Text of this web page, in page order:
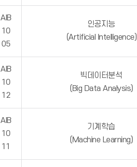
AIB
10
05
인공지능
(Artificial Intelligence)
AIB
10
12
빅데이터분석
(Big Data Analysis)
AIB
10
11
기계학습
(Machine Learning)